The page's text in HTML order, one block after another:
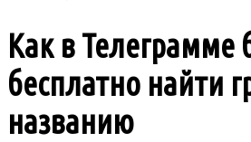
Как в Телеграмме
бесплатно найти
названию